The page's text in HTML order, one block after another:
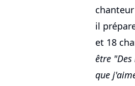
il
et 18
être
que